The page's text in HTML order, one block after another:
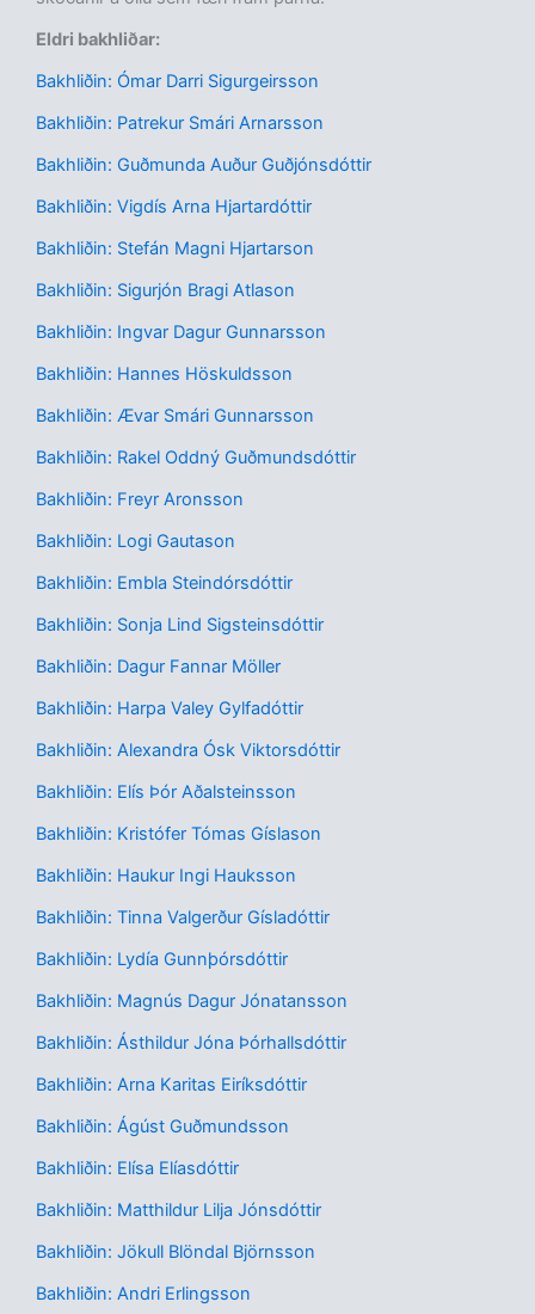
Eldri bakhliðar:
Bakhliðin: Ómar Darri Sigurgeirsson
Bakhliðin: Patrekur Smári Arnarsson
Bakhliðin: Guðmunda Auður Guðjónsdóttir
Bakhliðin: Vigdís Arna Hjartardóttir
Bakhliðin: Stefán Magni Hjartarson
Bakhliðin: Sigurjón Bragi Atlason
Bakhliðin: Ingvar Dagur Gunnarsson
Bakhliðin: Hannes Höskuldsson
Bakhliðin: Ævar Smári Gunnarsson
Bakhliðin: Rakel Oddný Guðmundsdóttir
Bakhliðin: Freyr Aronsson
Bakhliðin: Logi Gautason
Bakhliðin: Embla Steindórsdóttir
Bakhliðin: Sonja Lind Sigsteinsdóttir
Bakhliðin: Dagur Fannar Möller
Bakhliðin: Harpa Valey Gylfadóttir
Bakhliðin: Alexandra Ósk Viktorsdóttir
Bakhliðin: Elís Þór Aðalsteinsson
Bakhliðin: Kristófer Tómas Gíslason
Bakhliðin: Haukur Ingi Hauksson
Bakhliðin: Tinna Valgerður Gísladóttir
Bakhliðin: Lydía Gunnþórsdóttir
Bakhliðin: Magnús Dagur Jónatansson
Bakhliðin: Ásthildur Jóna Þórhallsdóttir
Bakhliðin: Arna Karitas Eiríksdóttir
Bakhliðin: Ágúst Guðmundsson
Bakhliðin: Elísa Elíasdóttir
Bakhliðin: Matthildur Lilja Jónsdóttir
Bakhliðin: Jökull Blöndal Björnsson
Bakhliðin: Andri Erlingsson